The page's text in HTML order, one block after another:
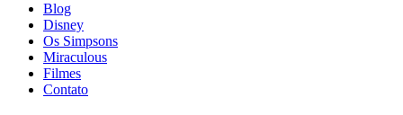
Blog
Disney
Os Simpsons
Miraculous
Filmes
Contato